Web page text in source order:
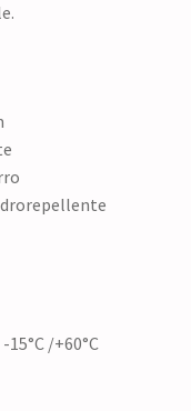
.
/+60°C